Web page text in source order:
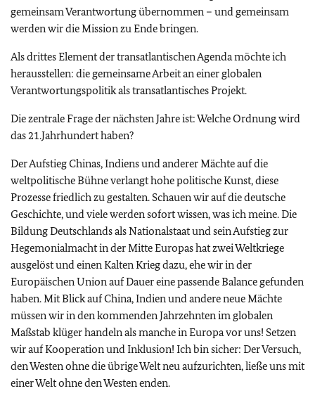
gemeinsam Verantwortung übernommen – und gemeinsam
werden wir die Mission zu Ende bringen.
Als drittes Element der transatlantischen Agenda möchte ich
herausstellen: die gemeinsame Arbeit an einer globalen
Verantwortungspolitik als transatlantisches Projekt.
Die zentrale Frage der nächsten Jahre ist: Welche Ordnung wird
das 21.Jahrhundert haben?
Der Aufstieg Chinas, Indiens und anderer Mächte auf die
weltpolitische Bühne verlangt hohe politische Kunst, diese
Prozesse friedlich zu gestalten. Schauen wir auf die deutsche
Geschichte, und viele werden sofort wissen, was ich meine. Die
Bildung Deutschlands als Nationalstaat und sein Aufstieg zur
Hegemonialmacht in der Mitte Europas hat zwei Weltkriege
ausgelöst und einen Kalten Krieg dazu, ehe wir in der
Europäischen Union auf Dauer eine passende Balance gefunden
haben. Mit Blick auf China, Indien und andere neue Mächte
müssen wir in den kommenden Jahrzehnten im globalen
Maßstab klüger handeln als manche in Europa vor uns! Setzen
wir auf Kooperation und Inklusion! Ich bin sicher: Der Versuch,
den Westen ohne die übrige Welt neu aufzurichten, ließe uns mit
einer Welt ohne den Westen enden.